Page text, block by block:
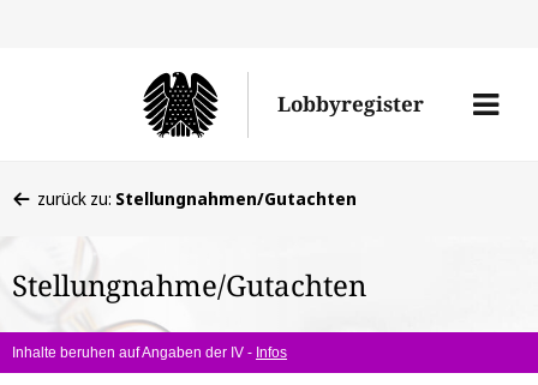
Lobbyregister
Menü
befinden
hier:
zurück zu: Stellungnahmen/Gutachten
Stellungnahme/Gutachten
Inhalte beruhen auf Angaben der IV - Infos